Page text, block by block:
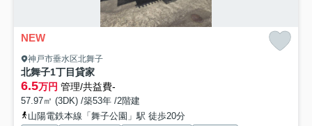
NEW
神戸市垂水区北舞子
北舞子1丁目貸家
6.5万円 管理/共益費-
57.97㎡ (3DK) /築53年 /2階建
山陽電鉄本線「舞子公園」駅 徒歩20分